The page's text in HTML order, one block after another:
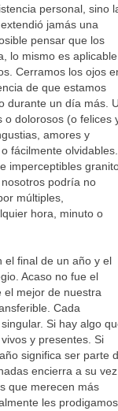
personal, sino
jamás una
pensar que los
lo mismo es
Cerramos los ojos
de que estamos
durante un día más.
o dolorosos (o felices
amores y
fácilmente olvidables.
imperceptibles
podría no
múltiples,
hora, minuto o
el final de un año y el
Acaso no fue el
el mejor de nuestra
Cada
Si hay algo
y presentes. Si
significa ser parte
encierra a su vez
que merecen más
les